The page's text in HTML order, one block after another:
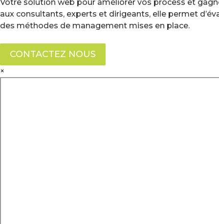
Votre solution web pour améliorer vos process et
aux consultants, experts et dirigeants, elle permet
des méthodes de management mises en place.
CONTACTEZ NOUS
×